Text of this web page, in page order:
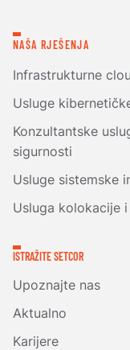
NAŠA RJEŠENJA
Infrastrukturne
Usluge
Konzultantske
sigurnosti
Usluge sistemske
Usluga kolokacije
ISTRAŽITE SETCOR
Upoznajte nas
Aktualno
Karijere